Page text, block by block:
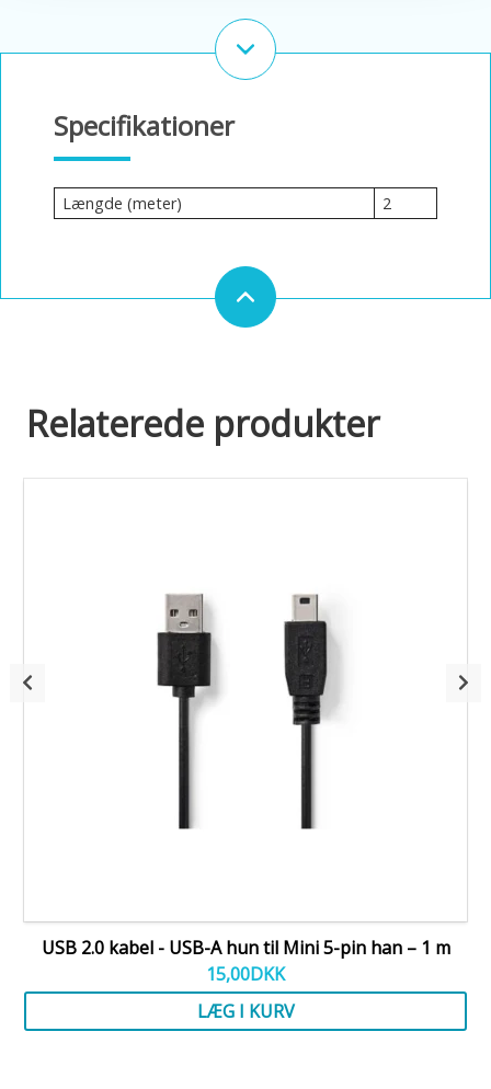
Specifikationer
Længde (meter) 2
Relaterede produkter
USB 2.0 kabel - USB-A hun til Mini 5-pin han – 1 m
15,00DKK
LÆG I KURV